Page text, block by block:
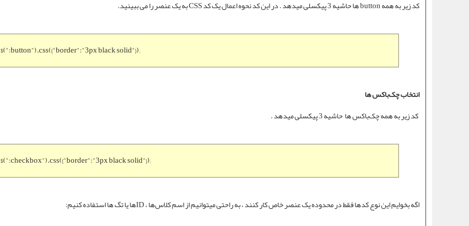
کد زیر به همه button ها حاشیه 3 پیکسلی میدهد . در این کد نحوه اعمال یک کد CSS به یک عنصر را می ببینید.
$(":button").css({"border":"3px black solid"});
انتخاب چک‌باکس ها
کد زیر به همه چک‌باکس ها حاشیه 3 پیکسلی میدهد .
$(":checkbox").css({"border":"3px black solid"});
اگه بخوایم این نوع کدها فقط در محدوده یک عنصر خاص کار کنند ، به راحتی میتوانیم از اسم کلاس‌ها ، IDها یا تگ ها استفاده کنیم: